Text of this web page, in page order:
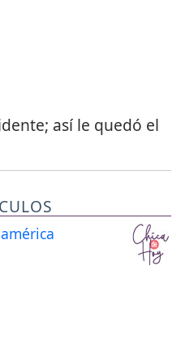
así le quedó el